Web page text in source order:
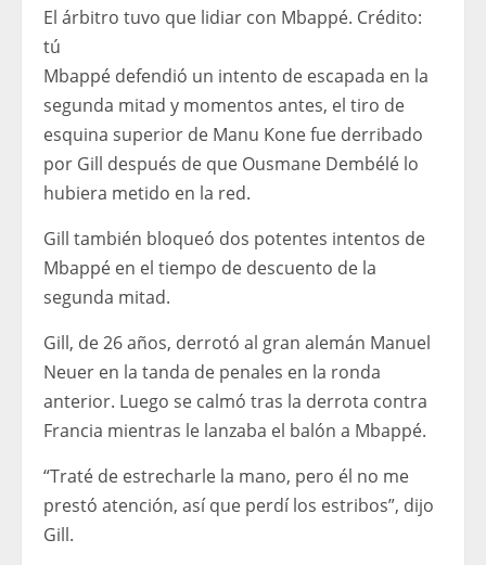
El árbitro tuvo que lidiar con Mbappé. Crédito:
tú
Mbappé defendió un intento de escapada en la
segunda mitad y momentos antes, el tiro de
esquina superior de Manu Kone fue derribado
por Gill después de que Ousmane Dembélé lo
hubiera metido en la red.
Gill también bloqueó dos potentes intentos de
Mbappé en el tiempo de descuento de la
segunda mitad.
Gill, de 26 años, derrotó al gran alemán Manuel
Neuer en la tanda de penales en la ronda
anterior. Luego se calmó tras la derrota contra
Francia mientras le lanzaba el balón a Mbappé.
“Traté de estrecharle la mano, pero él no me
prestó atención, así que perdí los estribos”, dijo
Gill.